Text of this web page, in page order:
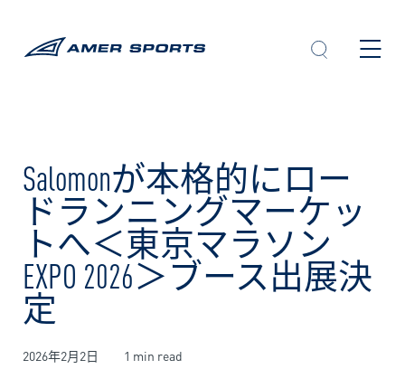
Salomonが本格的にロー
ドランニングマーケッ
トへ＜東京マラソン
EXPO 2026＞ブース出展決
定
2026年2月2日 1 min read